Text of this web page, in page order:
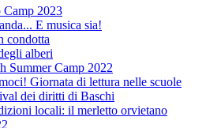
Camp 2023
E musica sia!
condotta
alberi
Summer Camp 2022
Giornata di lettura nelle scuole
dei diritti di Baschi
locali: il merletto orvietano